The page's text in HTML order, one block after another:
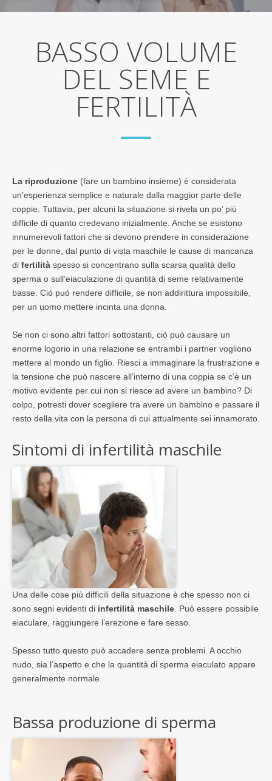
BASSO VOLUME
DEL SEME E
FERTILITÀ
La riproduzione (fare un bambino insieme) è considerata
un’esperienza semplice e naturale dalla maggior parte delle
coppie. Tuttavia, per alcuni la situazione si rivela un po’ più
difficile di quanto credevano inizialmente. Anche se esistono
innumerevoli fattori che si devono prendere in considerazione
per le donne, dal punto di vista maschile le cause di mancanza
di fertilità spesso si concentrano sulla scarsa qualità dello
sperma o sull’eiaculazione di quantità di seme relativamente
basse. Ciò può rendere difficile, se non addirittura impossibile,
per un uomo mettere incinta una donna.
Se non ci sono altri fattori sottostanti, ciò può causare un
enorme logorio in una relazione se entrambi i partner vogliono
mettere al mondo un figlio. Riesci a immaginare la frustrazione e
la tensione che può nascere all’interno di una coppia se c’è un
motivo evidente per cui non si riesce ad avere un bambino? Di
colpo, potresti dover scegliere tra avere un bambino e passare il
resto della vita con la persona di cui attualmente sei innamorato.
Sintomi di infertilità maschile
Una delle cose più difficili della situazione è che spesso non ci
sono segni evidenti di infertilità maschile . Può essere possibile
eiaculare, raggiungere l’erezione e fare sesso.
Spesso tutto questo può accadere senza problemi. A occhio
nudo, sia l’aspetto e che la quantità di sperma eiaculato appare
generalmente normale.
Bassa produzione di sperma